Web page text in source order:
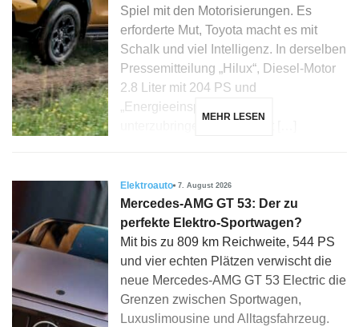
Spiel mit den Motorisierungen. Es
erforderte Mut, Toyota macht es mit
Schalk und viel Intelligenz. In derselben
Pressemitteilung „Hilux“, Diesel-Motor
2.8 Liter mit 204 PS und
„Energieeinsparzertifikate“
MEHR LESEN
Elektroauto 7. August 2026
Mercedes-AMG GT 53: Der zu
perfekte Elektro-Sportwagen?
Mit bis zu 809 km Reichweite, 544 PS
und vier echten Plätzen verwischt die
neue Mercedes-AMG GT 53 Electric die
Grenzen zwischen Sportwagen,
Luxuslimousine und Alltagsfahrzeug.